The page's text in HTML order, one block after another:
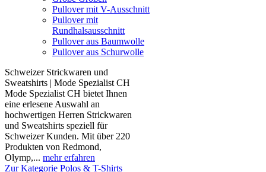
Pullover mit V-Ausschnitt
Pullover mit
Rundhalsausschnitt
Pullover aus Baumwolle
Pullover aus Schurwolle
Schweizer Strickwaren und
Sweatshirts | Mode Spezialist CH
Mode Spezialist CH bietet Ihnen
eine erlesene Auswahl an
hochwertigen Herren Strickwaren
und Sweatshirts speziell für
Schweizer Kunden. Mit über 220
Produkten von Redmond,
Olymp,... mehr erfahren
Zur Kategorie Polos & T-Shirts